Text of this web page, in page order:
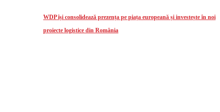
WDP își consolidează prezența pe piața europeană și investește în noi
proiecte logistice din România